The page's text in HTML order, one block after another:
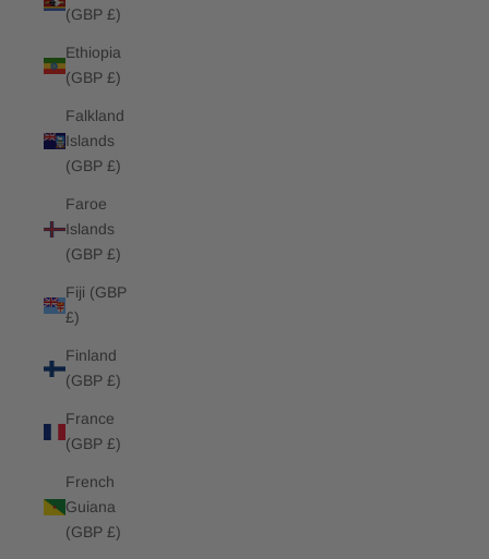
(GBP £)
Ethiopia
(GBP £)
Falkland
Islands
(GBP £)
Faroe
Islands
(GBP £)
Fiji (GBP
£)
Finland
(GBP £)
France
(GBP £)
French
Guiana
(GBP £)